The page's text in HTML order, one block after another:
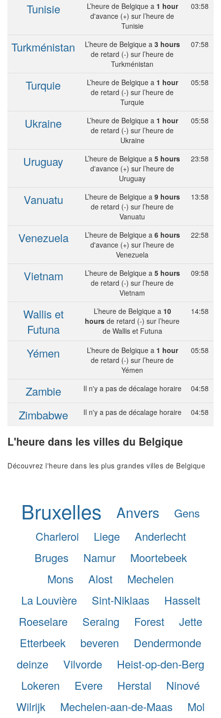
Tunisie L’heure de Belgique a 1 hour
d'avance (+) sur l’heure de
Tunisie
03:58
Turkménistan L’heure de Belgique a 3 hours
de retard (-) sur l’heure de
Turkménistan
07:58
Turquie L’heure de Belgique a 1 hour
de retard (-) sur l’heure de
Turquie
05:58
Ukraine L’heure de Belgique a 1 hour
de retard (-) sur l’heure de
Ukraine
05:58
Uruguay L’heure de Belgique a 5 hours
d'avance (+) sur l’heure de
Uruguay
23:58
Vanuatu L’heure de Belgique a 9 hours
de retard (-) sur l’heure de
Vanuatu
13:58
Venezuela L’heure de Belgique a 6 hours
d'avance (+) sur l’heure de
Venezuela
22:58
Vietnam L’heure de Belgique a 5 hours
de retard (-) sur l’heure de
Vietnam
09:58
Wallis et
Futuna
L’heure de Belgique a 10
hours de retard (-) sur l’heure
de Wallis et Futuna
14:58
Yémen L’heure de Belgique a 1 hour
de retard (-) sur l’heure de
Yémen
05:58
Zambie Il n'y a pas de décalage horaire 04:58
Zimbabwe Il n'y a pas de décalage horaire 04:58
L'heure dans les villes du Belgique
Découvrez l'heure dans les plus grandes villes de Belgique
Bruxelles Anvers
Gens
Charleroi
Liege
Anderlecht
Bruges
Namur
Moortebeek
Mons
Alost
Mechelen
La Louvière
Sint-Niklaas
Hasselt
Roeselare
Seraing Forest
Jette
Etterbeek
beveren
Dendermonde
deinze
Vilvorde
Heist-op-den-Berg
Lokeren
Evere Herstal
Ninové
Wilrijk
Mechelen-aan-de-Maas Mol